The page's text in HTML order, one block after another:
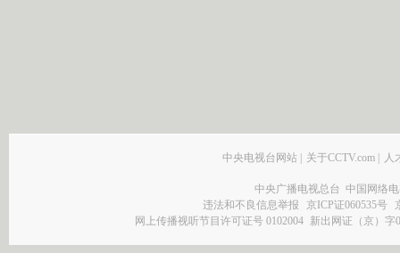
中央电视台网站 关于CCTV.com 人
中央广播电视总台 中国网络
违法和不良信息举报
京ICP证060535号
网上传播视听节目许可证号 0102004 新出网证（京）